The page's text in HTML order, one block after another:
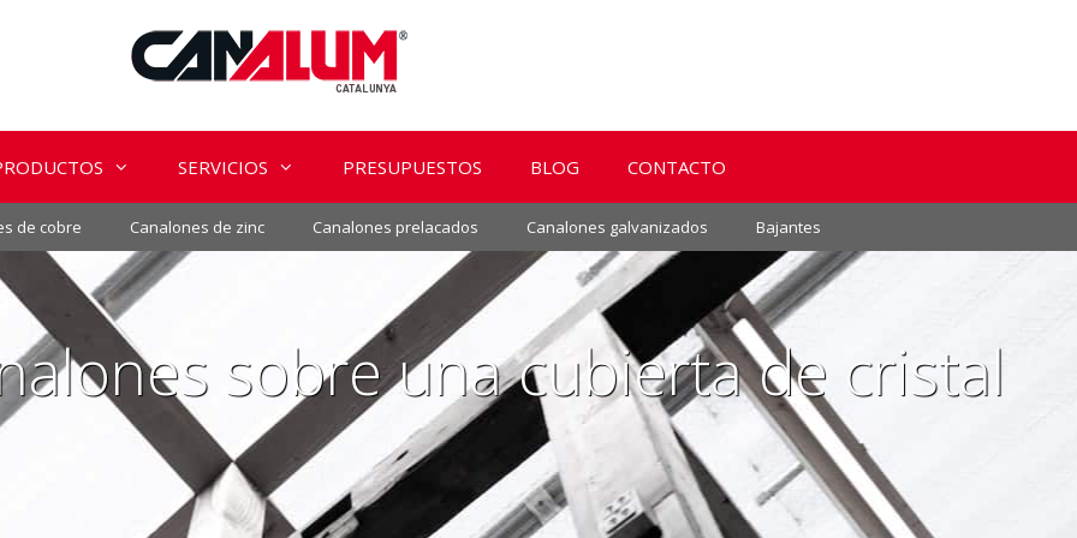
SERVICIOS PRESUPUESTOS BLOG CONTACTO
de cobre Canalones de zinc Canalones prelacados Canalones galvanizados Bajantes
sobre una cubierta de cristal